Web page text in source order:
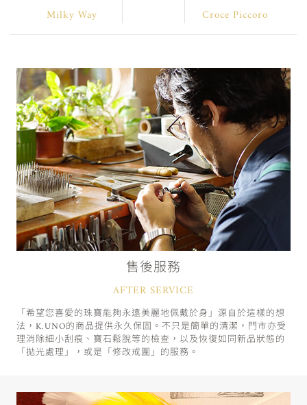
Milky Way Croce Piccoro
售後服務
AFTER SERVICE
「希望您喜愛的珠寶能夠永遠美麗地佩戴於身」源自於這樣的想
法，K.UNO的商品提供永久保固。不只是簡單的清潔，門市亦受
理消除細小刮痕、寶石鬆脫等的檢查，以及恢復如同新品狀態的
「拋光處理」，或是「修改戒圍」的服務。